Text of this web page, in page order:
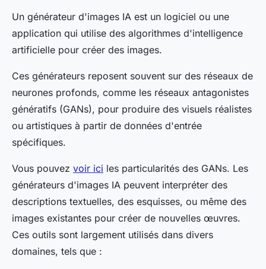
Un générateur d'images IA est un logiciel ou une
application qui utilise des algorithmes d'intelligence
artificielle pour créer des images.
Ces générateurs reposent souvent sur des réseaux de
neurones profonds, comme les réseaux antagonistes
génératifs (GANs), pour produire des visuels réalistes
ou artistiques à partir de données d'entrée
spécifiques.
Vous pouvez voir ici les particularités des GANs. Les
générateurs d'images IA peuvent interpréter des
descriptions textuelles, des esquisses, ou même des
images existantes pour créer de nouvelles œuvres.
Ces outils sont largement utilisés dans divers
domaines, tels que :